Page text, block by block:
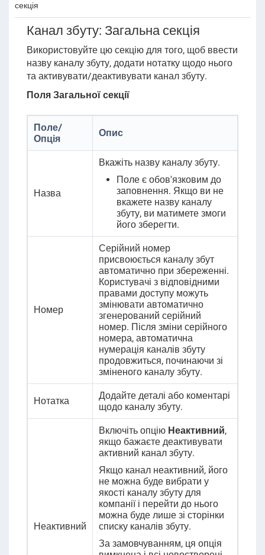
секція
Канал збуту: Загальна секція
Використовуйте цю секцію для того, щоб ввести
назву каналу збуту, додати нотатку щодо нього
та активувати/деактивувати канал збуту.
Поля Загальної секції
Поле/
Опція
Опис
Назва
Вкажіть назву каналу збуту.
Поле є обов'язковим до
заповнення. Якщо ви не
вкажете назву каналу
збуту, ви матимете змоги
його зберегти.
Номер
Серійний номер
присвоюється каналу збут
автоматично при збереженні.
Користувачі з відповідними
правами доступу можуть
змінювати автоматично
згенерований серійний
номер. Після зміни серійного
номера, автоматична
нумерація каналів збуту
продовжиться, починаючи зі
зміненого каналу збуту.
Нотатка
Додайте деталі або коментарі
щодо каналу збуту.
Неактивний
Включіть опцію Неактивний,
якщо бажаєте деактивувати
активний канал збуту.
Якщо канал неактивний, його
не можна буде вибрати у
якості каналу збуту для
компанії і перейти до нього
можна буде лише зі сторінки
списку каналів збуту.
За замовчуванням, ця опція